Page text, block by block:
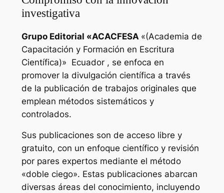
investigativa
Grupo Editorial «ACACFESA «(Academia de
Capacitación y Formación en Escritura
Científica)» Ecuador , se enfoca en
promover la divulgación científica a través
de la publicación de trabajos originales que
emplean métodos sistemáticos y
controlados.
Sus publicaciones son de acceso libre y
gratuito, con un enfoque científico y revisión
por pares expertos mediante el método
«doble ciego». Estas publicaciones abarcan
diversas áreas del conocimiento, incluyendo